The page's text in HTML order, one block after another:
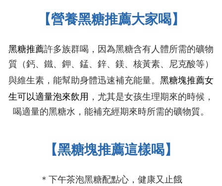
【營養黑糖推薦大家喝】
黑糖推薦許多族群喝，因為黑糖含有人體所需的礦物
質（鈣、鐵、鉀、錳、鋅、鎂、核黃素、尼克酸等）
與維生素，能幫助身體迅速補充能量。 黑糖塊推薦女
生可以適量泡來飲用 ，尤其是女孩生理期來的時候，
喝適量的黑糖水，能補充經期來時所需的礦物質。
【黑糖塊推薦這樣喝】
＊下午茶泡黑糖配點心，健康又止餓